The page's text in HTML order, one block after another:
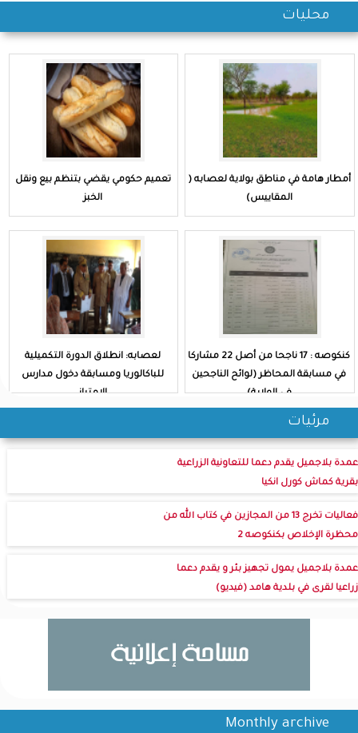
محليات
أمطار هامة في مناطق بولاية لعصابه (
المقاييس)
تعميم حكومي يقضي بتنظم بيع ونقل
الخبز
كنكوصه : 17 ناجحا من أصل 22 مشاركا
في مسابقة المحاظر (لوائح الناجحين
في الولاية)
لعصابه: انطلاق الدورة التكميلية
للباكالوريا ومسابقة دخول مدارس
الامتياز
مرئيات
عمدة بلاجميل يقدم دعما للتعاونية الزراعية
بقرية كماش كورل انكيا
فعاليات تخرج 13 من المجازين في كتاب الله من
محظرة الإخلاص بكنكوصه 2
عمدة بلاجميل يمول تجهيز بئر و يقدم دعما
زراعيا لقرى في بلدية هامد (فيديو)
Monthly archive